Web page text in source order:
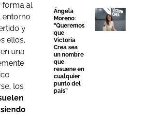
forma al
entorno
y
ellos,
una
los
Ángela
Moreno:
“Queremos
que
Victoria
Crea sea
un nombre
que
resuene en
cualquier
punto del
país”